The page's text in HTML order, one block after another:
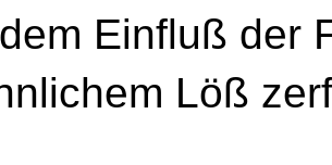
Einfluß der
Löß